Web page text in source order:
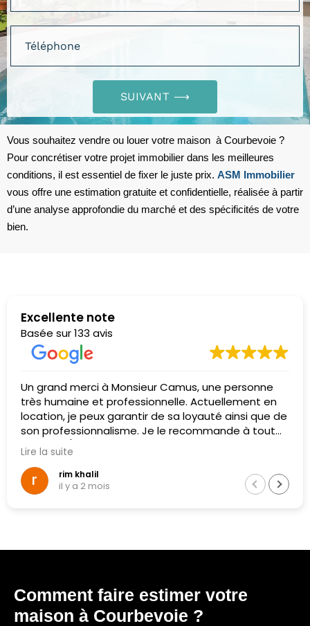
SUIVANT ⟶
Vous souhaitez vendre ou louer votre maison à Courbevoie ?
Pour concrétiser votre projet immobilier dans les meilleures
conditions, il est essentiel de fixer le juste prix. ASM Immobilier
vous offre une estimation gratuite et confidentielle, réalisée à partir
d’une analyse approfondie du marché et des spécificités de votre
bien.
Excellente note
Basée sur 133 avis
personne
en
ainsi que de
à tout
Excellent service! Honest and reliable-
😊
Comment faire estimer votre
maison à Courbevoie ?